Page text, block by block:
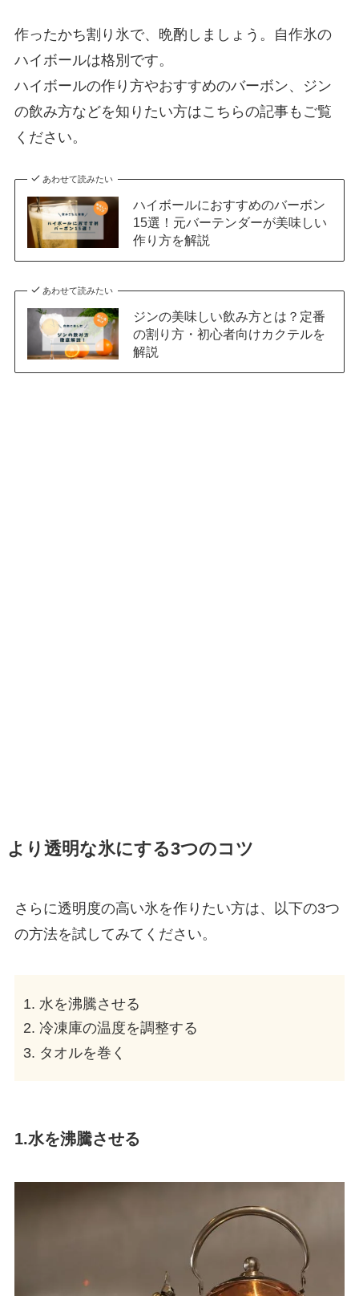
作ったかち割り氷で、晩酌しましょう。自作氷の
ハイボールは格別です。
ハイボールの作り方やおすすめのバーボン、ジン
の飲み方などを知りたい方はこちらの記事もご覧
ください。
あわせて読みたい
ハイボールにおすすめのバーボン
15選！元バーテンダーが美味しい
作り方を解説
あわせて読みたい
ジンの美味しい飲み方とは？定番
の割り方・初心者向けカクテルを
解説
より透明な氷にする3つのコツ
さらに透明度の高い氷を作りたい方は、以下の3つ
の方法を試してみてください。
水を沸騰させる
冷凍庫の温度を調整する
タオルを巻く
1.水を沸騰させる